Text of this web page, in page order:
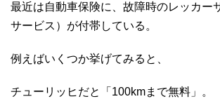
最近は自動車保険に、故障時のレッカー
サービス）が付帯している。
例えばいくつか挙げてみると、
チューリッヒだと「100kmまで無料」。